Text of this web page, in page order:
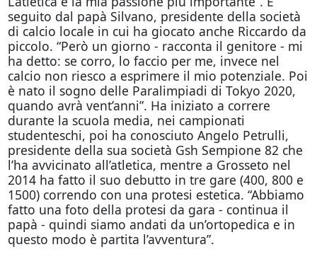
seguito dal papà Silvano, presidente della società
di calcio locale in cui ha giocato anche Riccardo da
piccolo. “Però un giorno - racconta il genitore - mi
ha detto: se corro, lo faccio per me, invece nel
calcio non riesco a esprimere il mio potenziale. Poi
è nato il sogno delle Paralimpiadi di Tokyo 2020,
quando avrà vent’anni”. Ha iniziato a correre
durante la scuola media, nei campionati
studenteschi, poi ha conosciuto Angelo Petrulli,
presidente della sua società Gsh Sempione 82 che
l’ha avvicinato all’atletica, mentre a Grosseto nel
2014 ha fatto il suo debutto in tre gare (400, 800 e
1500) correndo con una protesi estetica. “Abbiamo
fatto una foto della protesi da gara - continua il
papà - quindi siamo andati da un’ortopedica e in
questo modo è partita l’avventura”.